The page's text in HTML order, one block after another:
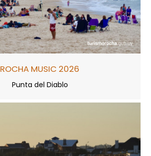
ROCHA MUSIC 2026
Punta del Diablo